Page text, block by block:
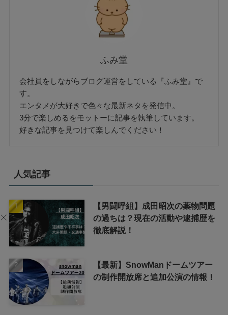
ふみ堂
会社員をしながらブログ運営をしている『ふみ堂』で
す。
エンタメが大好きで色々な最新ネタを発信中。
3分で楽しめるをモットーに記事を執筆しています。
好きな記事を見つけて楽しんでください！
人気記事
【男闘呼組】成田昭次の薬物問題
の過ちは？現在の活動や逮捕歴を
徹底解説！
【最新】SnowManドームツアー
の制作開放席と追加公演の情報！